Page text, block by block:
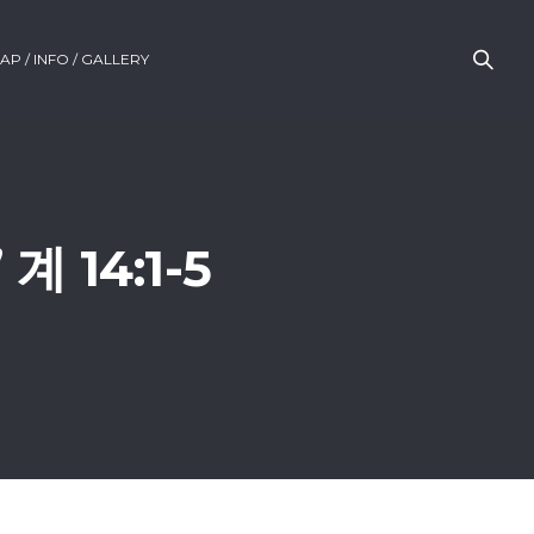
/ INFO / GALLERY
14:1-5